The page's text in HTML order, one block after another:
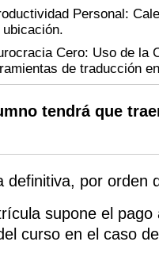
Personal:
ubicación.
Cero: Uso de la
de traducción
tendrá que
definitiva, por orden
supone el
curso en el caso